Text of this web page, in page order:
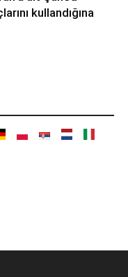
kullandığına